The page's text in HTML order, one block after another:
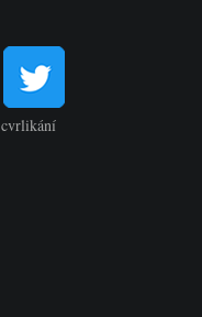
cvrlikání